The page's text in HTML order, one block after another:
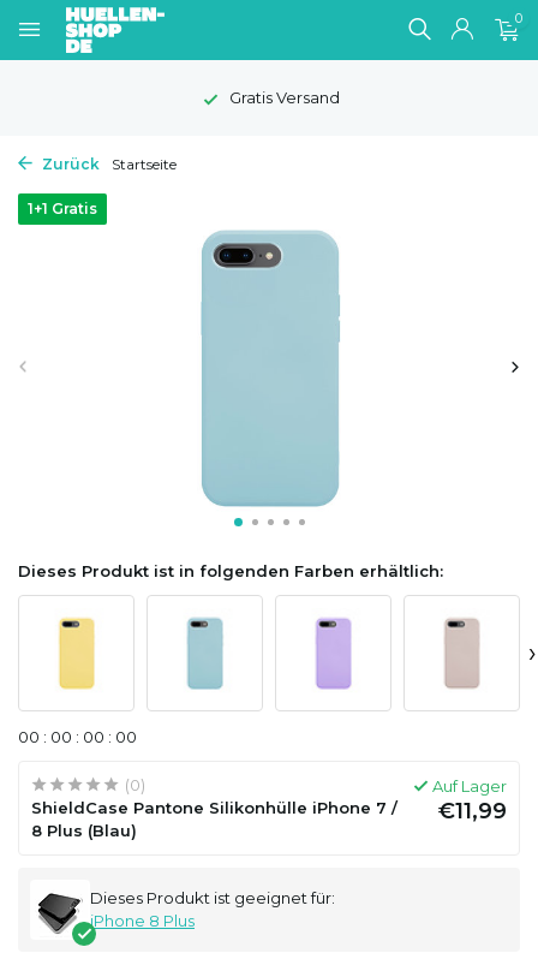
0
Gratis Versand
Zurück Startseite
1+1 Gratis
Dieses Produkt ist in folgenden Farben erhältlich:
›
00 : 00 : 00 : 00
(0)
ShieldCase Pantone Silikonhülle iPhone 7 /
8 Plus (Blau)
Auf Lager
€11,99
Dieses Produkt ist geeignet für:
iPhone 8 Plus